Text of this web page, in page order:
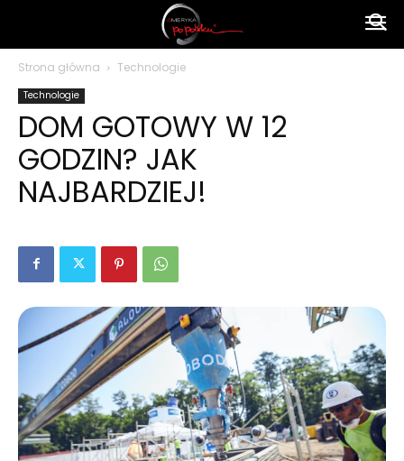
polsku
Strona główna Technologie
Technologie
DOM GOTOWY W 12
GODZIN? JAK
NAJBARDZIEJ!